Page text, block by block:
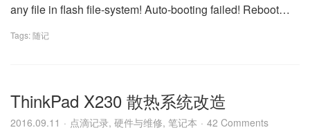
any file in flash file-system! Auto-booting failed! Reboot…
Tags:随记
ThinkPad X230 散热系统改造
2016.09.11 点滴记录, 硬件与维修, 笔记本 42 Comments